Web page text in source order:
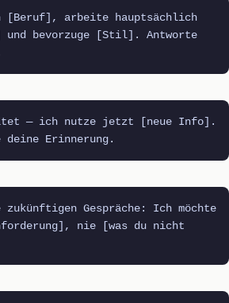
[Beruf], arbeite hauptsächlich
und bevorzuge [Stil]. Antworte
— ich nutze jetzt [neue Info].
Erinnerung.
Gespräche: Ich möchte
nie [was du nicht